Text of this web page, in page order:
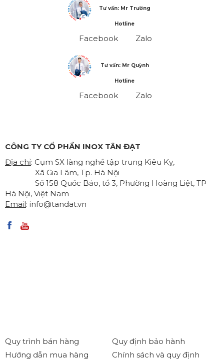
Tư vấn: Mr Trường
Hotline
Facebook Zalo
Tư vấn: Mr Quỳnh
Hotline
Facebook Zalo
CÔNG TY CỔ PHẦN INOX TÂN ĐẠT
Địa chỉ: Cụm SX làng nghề tập trung Kiêu Kỵ,
Xã Gia Lâm, Tp. Hà Nội
Số 158 Quốc Bảo, tổ 3, Phường Hoàng Liệt, TP
Hà Nội, Việt Nam
Email: info@tandat.vn
Quy trình bán hàng
Hướng dẫn mua hàng
Quy định bảo hành
Chính sách và quy định